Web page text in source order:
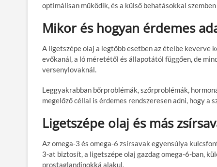
optimálisan működik, és a külső behatásokkal
Mikor és hogyan érdemes
A ligetszépe olaj a legtöbb esetben az ételbe keverve
evőkanál, a ló méretétől és állapotától függően, de
versenylovaknál.
Leggyakrabban bőrproblémák, szőrproblémák,
megelőző céllal is érdemes rendszeresen adni, hogy a
Ligetszépe olaj és más
Az omega-3 és omega-6 zsírsavak egyensúlya
3-at biztosít, a ligetszépe olaj gazdag omega-6-ban,
prostaglandinokká alakul.